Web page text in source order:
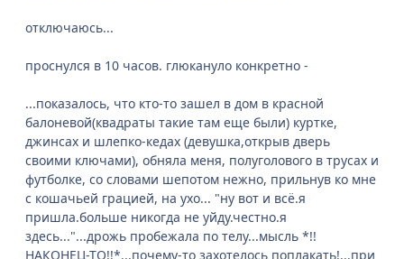
отключаюсь...
проснулся в 10 часов. глюкануло конкретно -
...показалось, что кто-то зашел в дом в красной
балоневой(квадраты такие там еще были) куртке,
джинсах и шлепко-кедах (девушка,открыв дверь
своими ключами), обняла меня, полуголового в трусах и
футболке, со словами шепотом нежно, прильнув ко мне
с кошачьей грацией, на ухо... "ну вот и всё.я
пришла.больше никогда не уйду.честно.я
здесь..."...дрожь пробежала по телу...мысль *!!
НАКОНЕЦ-ТО!!*...почему-то захотелось поплакать!...при